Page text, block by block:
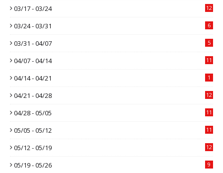
03/17 - 03/24 12
03/24 - 03/31 6
03/31 - 04/07 5
04/07 - 04/14 11
04/14 - 04/21 1
04/21 - 04/28 12
04/28 - 05/05 11
05/05 - 05/12 11
05/12 - 05/19 12
05/19 - 05/26 9